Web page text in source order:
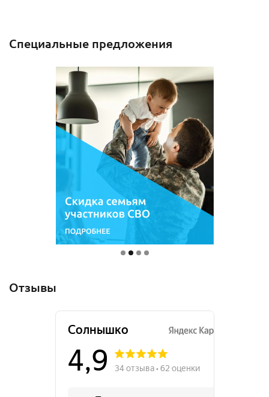
Специальные предложения
Отзывы